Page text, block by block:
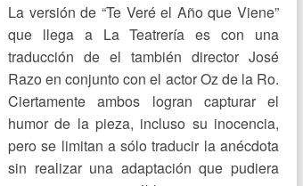
La versión de “Te Veré el Año que Viene”
que llega a La Teatrería es con una
traducción de el también director José
Razo en conjunto con el actor Oz de la Ro.
Ciertamente ambos logran capturar el
humor de la pieza, incluso su inocencia,
pero se limitan a sólo traducir la anécdota
sin realizar una adaptación que pudiera